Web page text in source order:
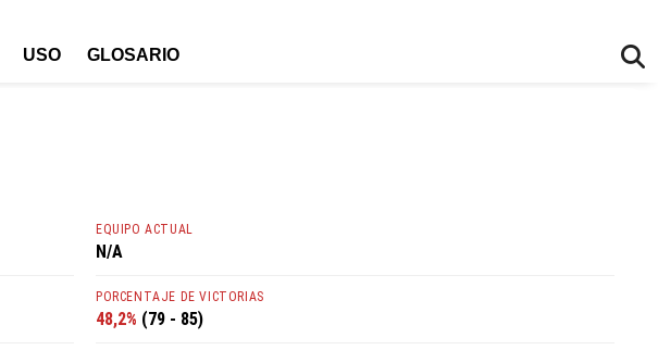
USO GLOSARIO
EQUIPO ACTUAL
N/A
PORCENTAJE DE VICTORIAS
48,2% (79 - 85)